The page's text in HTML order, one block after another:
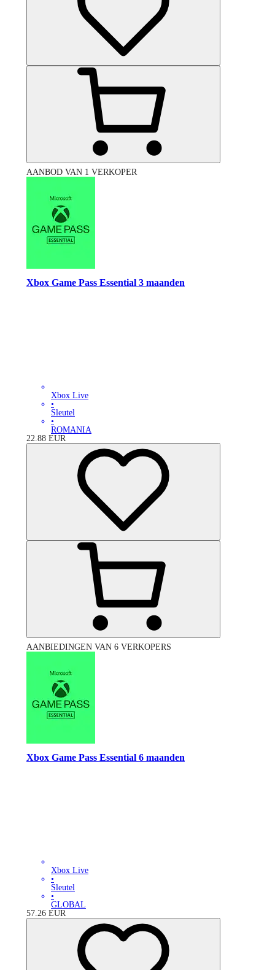
AANBOD VAN 1 VERKOPER
Xbox Game Pass Essential 3 maanden
Xbox Live
•
Sleutel
•
ROMANIA
22.88 EUR
AANBIEDINGEN VAN 6 VERKOPERS
Xbox Game Pass Essential 6 maanden
Xbox Live
•
Sleutel
•
GLOBAL
57.26 EUR